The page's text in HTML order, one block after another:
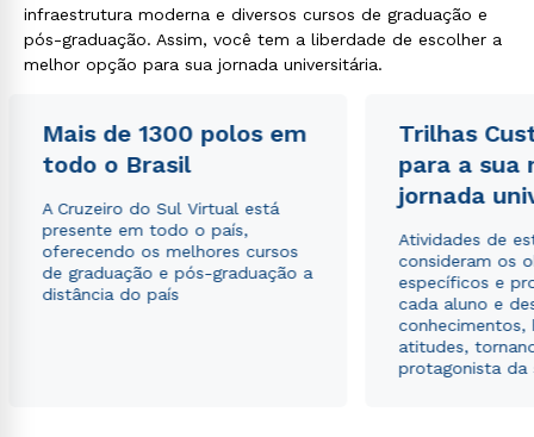
infraestrutura moderna e diversos cursos de graduação e
pós-graduação. Assim, você tem a liberdade de escolher a
melhor opção para sua jornada universitária.
Mais de 1300 polos em
todo o Brasil
A Cruzeiro do Sul Virtual está
presente em todo o país,
oferecendo os melhores cursos
de graduação e pós-graduação a
distância do país
Trilhas
para a sua
jornada
Atividades de
consideram os
específicos e
cada aluno e
conhecimentos,
atitudes,
protagonista da